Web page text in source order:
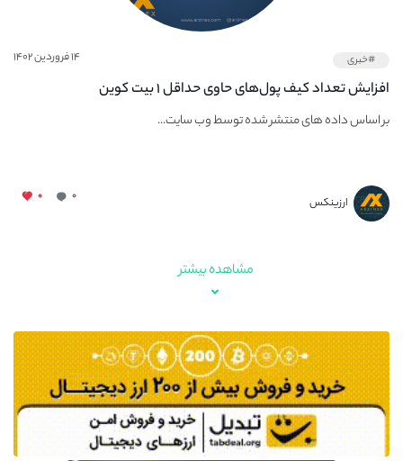
#خبری ۱۴ فروردین ۱۴۰۲
افزایش تعداد کیف پول‌های حاوی حداقل ۱ بیت کوین
بر اساس داده های منتشر شده توسط وب سایت...
ارزینکس ۰ ۰
مشاهده بیشتر